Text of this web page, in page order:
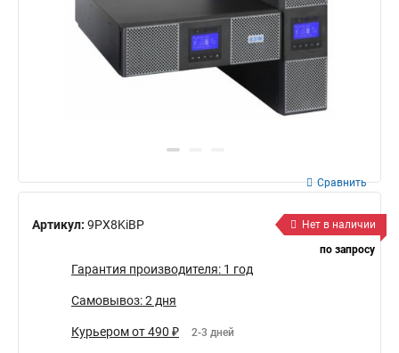
Артикул: 9PX8KiBP
Сравнить
Нет в наличии
по запросу
Гарантия производителя: 1 год
Самовывоз: 2 дня
Курьером от 490 ₽ 2-3 дней